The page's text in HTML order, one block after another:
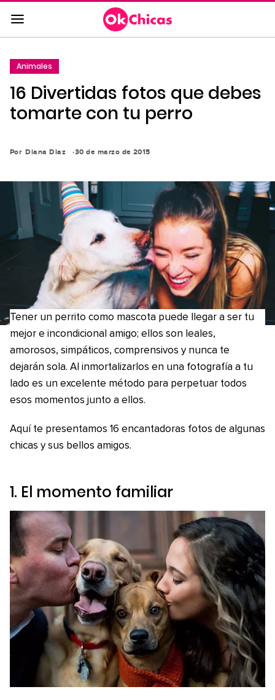
Saltar
al
contenido
la
navegación
Animales
16 Divertidas fotos que debes
tomarte con tu perro
Por Diana Diaz 30 de marzo de 2015
Tener un perrito como mascota puede llegar a ser tu
mejor e incondicional amigo; ellos son leales,
amorosos, simpáticos, comprensivos y nunca te
dejarán sola. Al inmortalizarlos en una fotografía a tu
lado es un excelente método para perpetuar todos
esos momentos junto a ellos.
Aquí te presentamos 16 encantadoras fotos de algunas
chicas y sus bellos amigos.
1. El momento familiar